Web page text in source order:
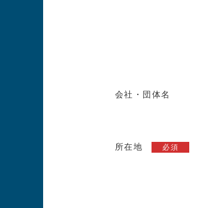
会社・団体名
所在地 必須